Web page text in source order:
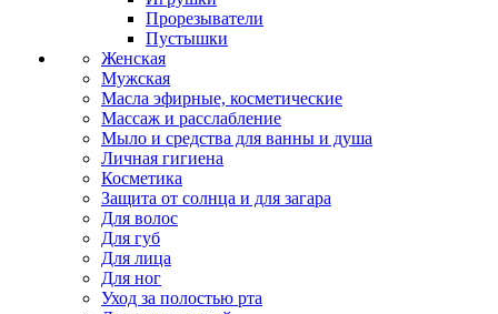
Прорезыватели
Пустышки
Женская
Мужская
Масла эфирные, косметические
Массаж и расслабление
Мыло и средства для ванны и душа
Личная гигиена
Косметика
Защита от солнца и для загара
Для волос
Для губ
Для лица
Для ног
Уход за полостью рта